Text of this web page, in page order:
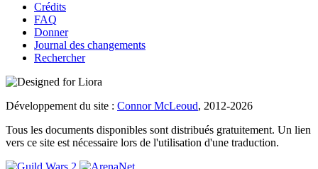
Crédits
FAQ
Donner
Journal des changements
Rechercher
Développement du site : Connor McLeoud, 2012-2026
Tous les documents disponibles sont distribués gratuitement. Un lien
vers ce site est nécessaire lors de l'utilisation d'une traduction.